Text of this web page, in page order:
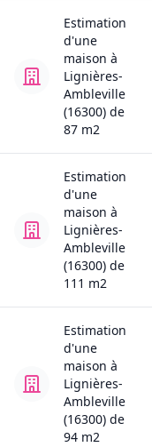
Estimation
d'une
maison à
Lignières-
Ambleville
(16300) de
87 m2
Estimation
d'une
maison à
Lignières-
Ambleville
(16300) de
111 m2
Estimation
d'une
maison à
Lignières-
Ambleville
(16300) de
94 m2